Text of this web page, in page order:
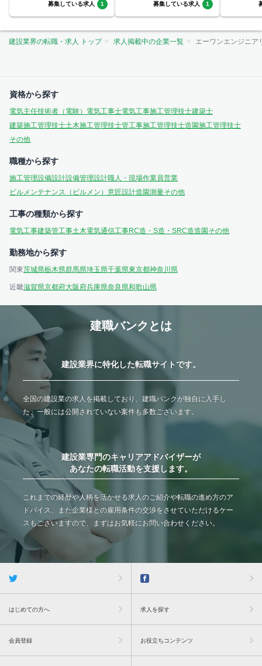
募集している求人 1 募集している求人 1
建設業界の転職・求人 トップ 求人掲載中の企業一覧 エーワンエンジニア
資格から探す
電気主任技術者（電験） 電気工事士電気工事施工管理技士建築士
建築施工管理技士土木施工管理技士管工事施工管理技士造園施工管理技士
その他
職種から探す
施工管理設備設計設備管理設計職人・現場作業員営業
ビルメンテナンス（ビルメン） 意匠設計造園測量その他
工事の種類から探す
電気工事建築管工事土木電気通信工事RC造・S造・SRC造造園 その他
勤務地から探す
関東茨城県栃木県群馬県埼玉県千葉県東京都神奈川県
近畿滋賀県京都府大阪府兵庫県奈良県和歌山県
建職バンクとは
建設業界に特化した転職サイトです。
全国の建設業の求人を掲載しており、建職バンクが独自に入手し
た、一般には公開されていない案件も多数ございます。
建設業専門のキャリアアドバイザーが
あなたの転職活動を支援します。
これまでの経歴や人柄を活かせる求人のご紹介や転職の進め方のア
ドバイス、また企業様との雇用条件の交渉をさせていただけるケー
スもございますので、まずはお気軽にお問い合わせください。
はじめての方へ 求人を探す
会員登録 お役立ちコンテンツ